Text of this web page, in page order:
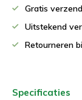
Gratis
Uitstekend
Retourneren
Specificaties